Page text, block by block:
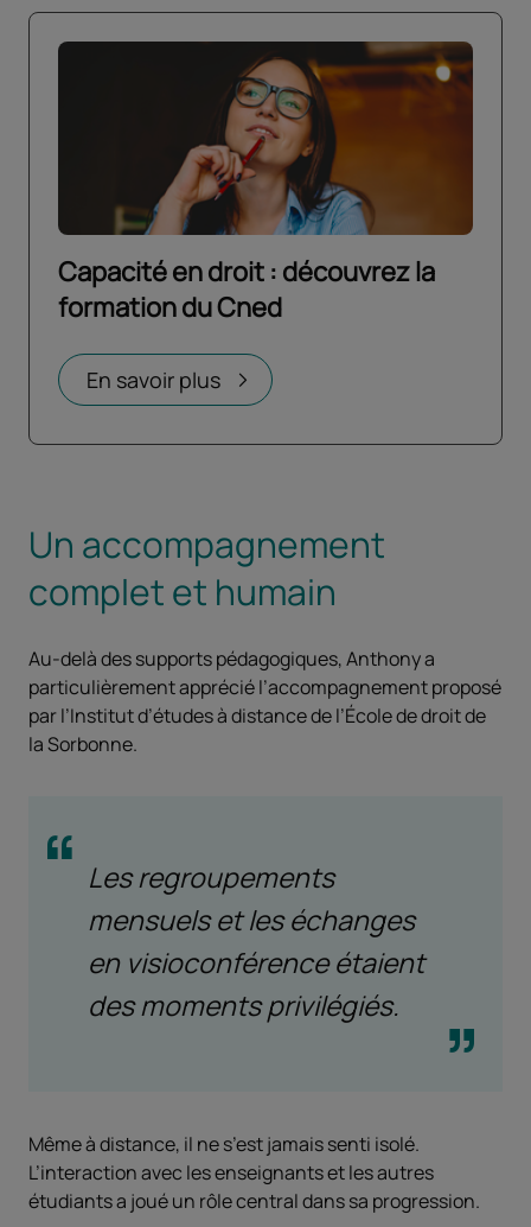
Capacité en droit : découvrez la
formation du Cned
En savoir plus
Un accompagnement
complet et humain
Au-delà des supports pédagogiques, Anthony a
particulièrement apprécié l’accompagnement proposé
par l’Institut d’études à distance de l’École de droit de
la Sorbonne.
Les regroupements
mensuels et les échanges
en visioconférence étaient
des moments privilégiés.
Même à distance, il ne s’est jamais senti isolé.
L’interaction avec les enseignants et les autres
étudiants a joué un rôle central dans sa progression.